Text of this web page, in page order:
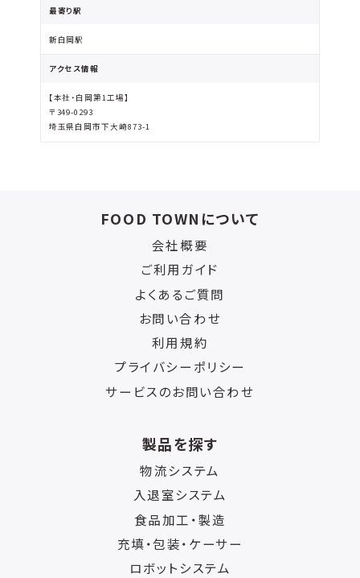
最寄り駅
新白岡駅
アクセス情報
【本社・白岡第1工場】
〒349-0293
埼玉県白岡市下大崎873-1
FOOD TOWNについて
会社概要
ご利用ガイド
よくあるご質問
お問い合わせ
利用規約
プライバシーポリシー
サービスのお問い合わせ
製品を探す
物流システム
入退室システム
食品加工・製造
充填・包装・ケーサー
ロボットシステム